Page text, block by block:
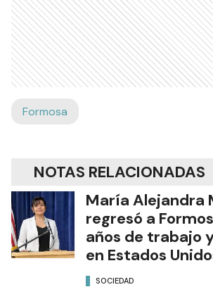
Formosa
NOTAS RELACIONADAS
María Alejandra
regresó a
años de trabajo
en Estados
SOCIEDAD